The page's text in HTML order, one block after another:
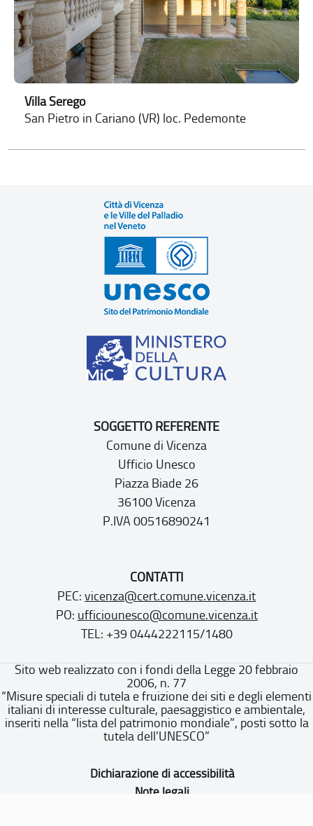
Villa Serego
San Pietro in Cariano (VR) loc. Pedemonte
SOGGETTO REFERENTE
Comune di Vicenza
Ufficio Unesco
Piazza Biade 26
36100 Vicenza
P.IVA 00516890241
CONTATTI
PEC: vicenza@cert.comune.vicenza.it
PO: ufficiounesco@comune.vicenza.it
TEL: +39 0444222115/1480
Sito web realizzato con i fondi della Legge 20 febbraio
2006, n. 77
“Misure speciali di tutela e fruizione dei siti e degli elementi
italiani di interesse culturale, paesaggistico e ambientale,
inseriti nella “lista del patrimonio mondiale”, posti sotto la
tutela dell’UNESCO”
Dichiarazione di accessibilità
Note legali